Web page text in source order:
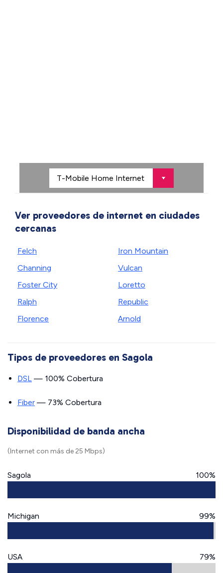
Ver proveedores de internet en ciudades
cercanas
Felch
Channing
Foster City
Ralph
Florence
Iron Mountain
Vulcan
Loretto
Republic
Arnold
Tipos de proveedores en Sagola
DSL — 100% Cobertura
Fiber — 73% Cobertura
Disponibilidad de banda ancha
(Internet con más de 25 Mbps)
Sagola 100%
Michigan 99%
USA 79%